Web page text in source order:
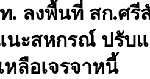
. ลงพื้นที่ สก.ศ
นะสหกรณ์ ปรับ
ลือเจรจาหนี้